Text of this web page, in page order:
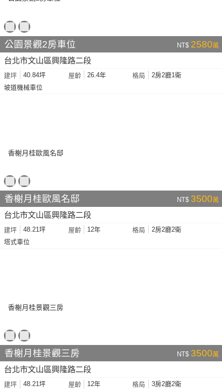
公園景觀2房車位 NT$ 2580萬
台北市文山區興隆路二段
建坪 40.84坪 屋齡 26.4年 格局
2房2廳1衛
坡道機械車位
香榭月桂歐風名邸 NT$ 3500萬
台北市文山區興隆路二段
建坪 48.21坪 屋齡 12年 格局
2房2廳2衛
塔式車位
香榭月桂景觀三房 NT$ 3500萬
台北市文山區興隆路二段
建坪 48.21坪 屋齡 12年 格局
3房2廳2衛